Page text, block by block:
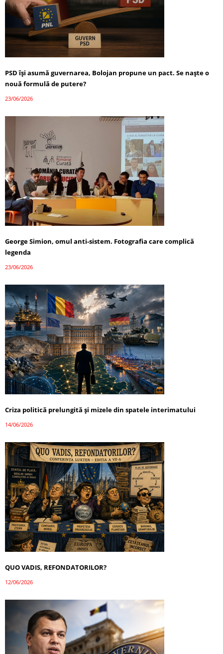
PSD își asumă guvernarea, Bolojan propune un pact. Se naște o
nouă formulă de putere?
23/06/2026
George Simion, omul anti-sistem. Fotografia care complică
legenda
23/06/2026
Criza politică prelungită și mizele din spatele interimatului
14/06/2026
QUO VADIS, REFONDATORILOR?
12/06/2026